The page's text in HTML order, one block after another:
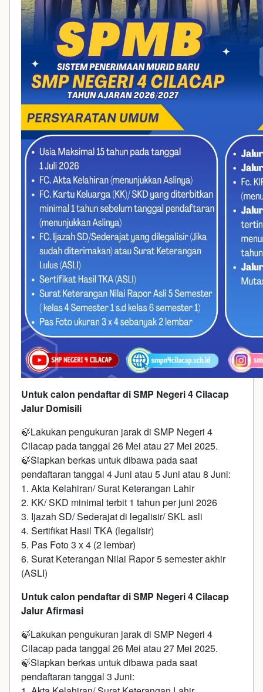
Untuk calon pendaftar di SMP Negeri 4 Cilacap
Jalur Domisili
🍃Lakukan pengukuran jarak di SMP Negeri 4
Cilacap pada tanggal 26 Mei atau 27 Mei 2025.
🍃Siapkan berkas untuk dibawa pada saat
pendaftaran tanggal 4 Juni atau 5 Juni atau 8 Juni:
1. Akta Kelahiran/ Surat Keterangan Lahir
2. KK/ SKD minimal terbit 1 tahun per juni 2026
3. Ijazah SD/ Sederajat di legalisir/ SKL asli
4. Sertifikat Hasil TKA (legalisir)
5. Pas Foto 3 x 4 (2 lembar)
6. Surat Keterangan Nilai Rapor 5 semester akhir
(ASLI)
Untuk calon pendaftar di SMP Negeri 4 Cilacap
Jalur Afirmasi
🍃Lakukan pengukuran jarak di SMP Negeri 4
Cilacap pada tanggal 26 Mei atau 27 Mei 2025.
🍃Siapkan berkas untuk dibawa pada saat
pendaftaran tanggal 3 Juni: